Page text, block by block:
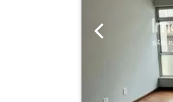
Previous